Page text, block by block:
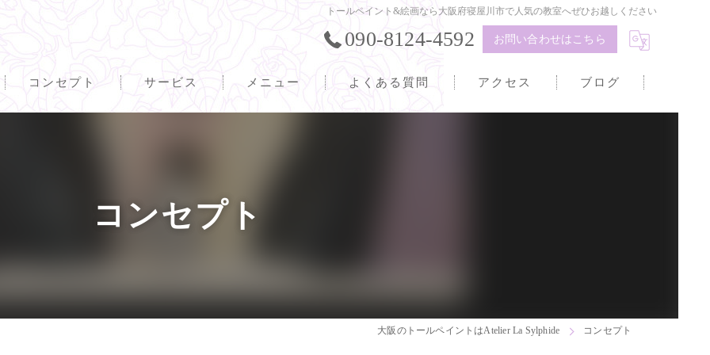
トールペイント&絵画なら大阪府寝屋川市で人気の教室へぜひお越しください
090-8124-4592 お問い合わせはこちら
コンセプト サービス メニュー よくある質問 アクセス ブログ
コンセプト
大阪のトールペイントはAtelier La Sylphide コンセプト